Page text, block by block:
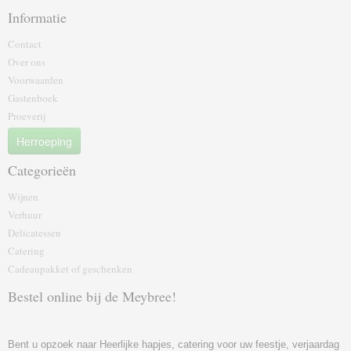
Informatie
Contact
Over ons
Voorwaarden
Gastenboek
Proeverij
Herroeping
Categorieën
Wijnen
Verhuur
Delicatessen
Catering
Cadeaupakket of geschenk‎en
Bestel online bij de Meybree!
Bent u opzoek naar Heerlijke hapjes, catering voor uw feestje, verjaardag